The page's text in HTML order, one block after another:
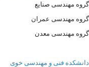
گروه مهندسی صنایع
گروه مهندسی عمران
گروه مهندسی معدن
دانشکده فنی و مهندسی خوی